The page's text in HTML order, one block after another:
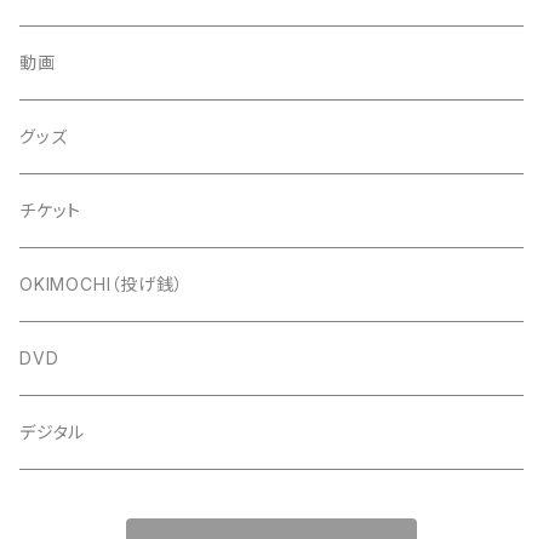
動画
グッズ
チケット
OKIMOCHI（投げ銭）
DVD
デジタル